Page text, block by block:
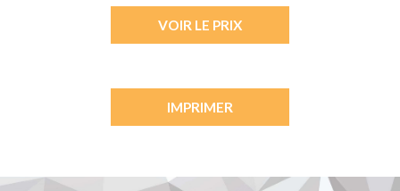
VOIR LE PRIX
IMPRIMER